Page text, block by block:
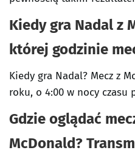
Kiedy gra Nadal z
której godzinie
Kiedy gra Nadal? Mecz z
roku, o 4:00 w nocy czasu
Gdzie oglądać
McDonald?